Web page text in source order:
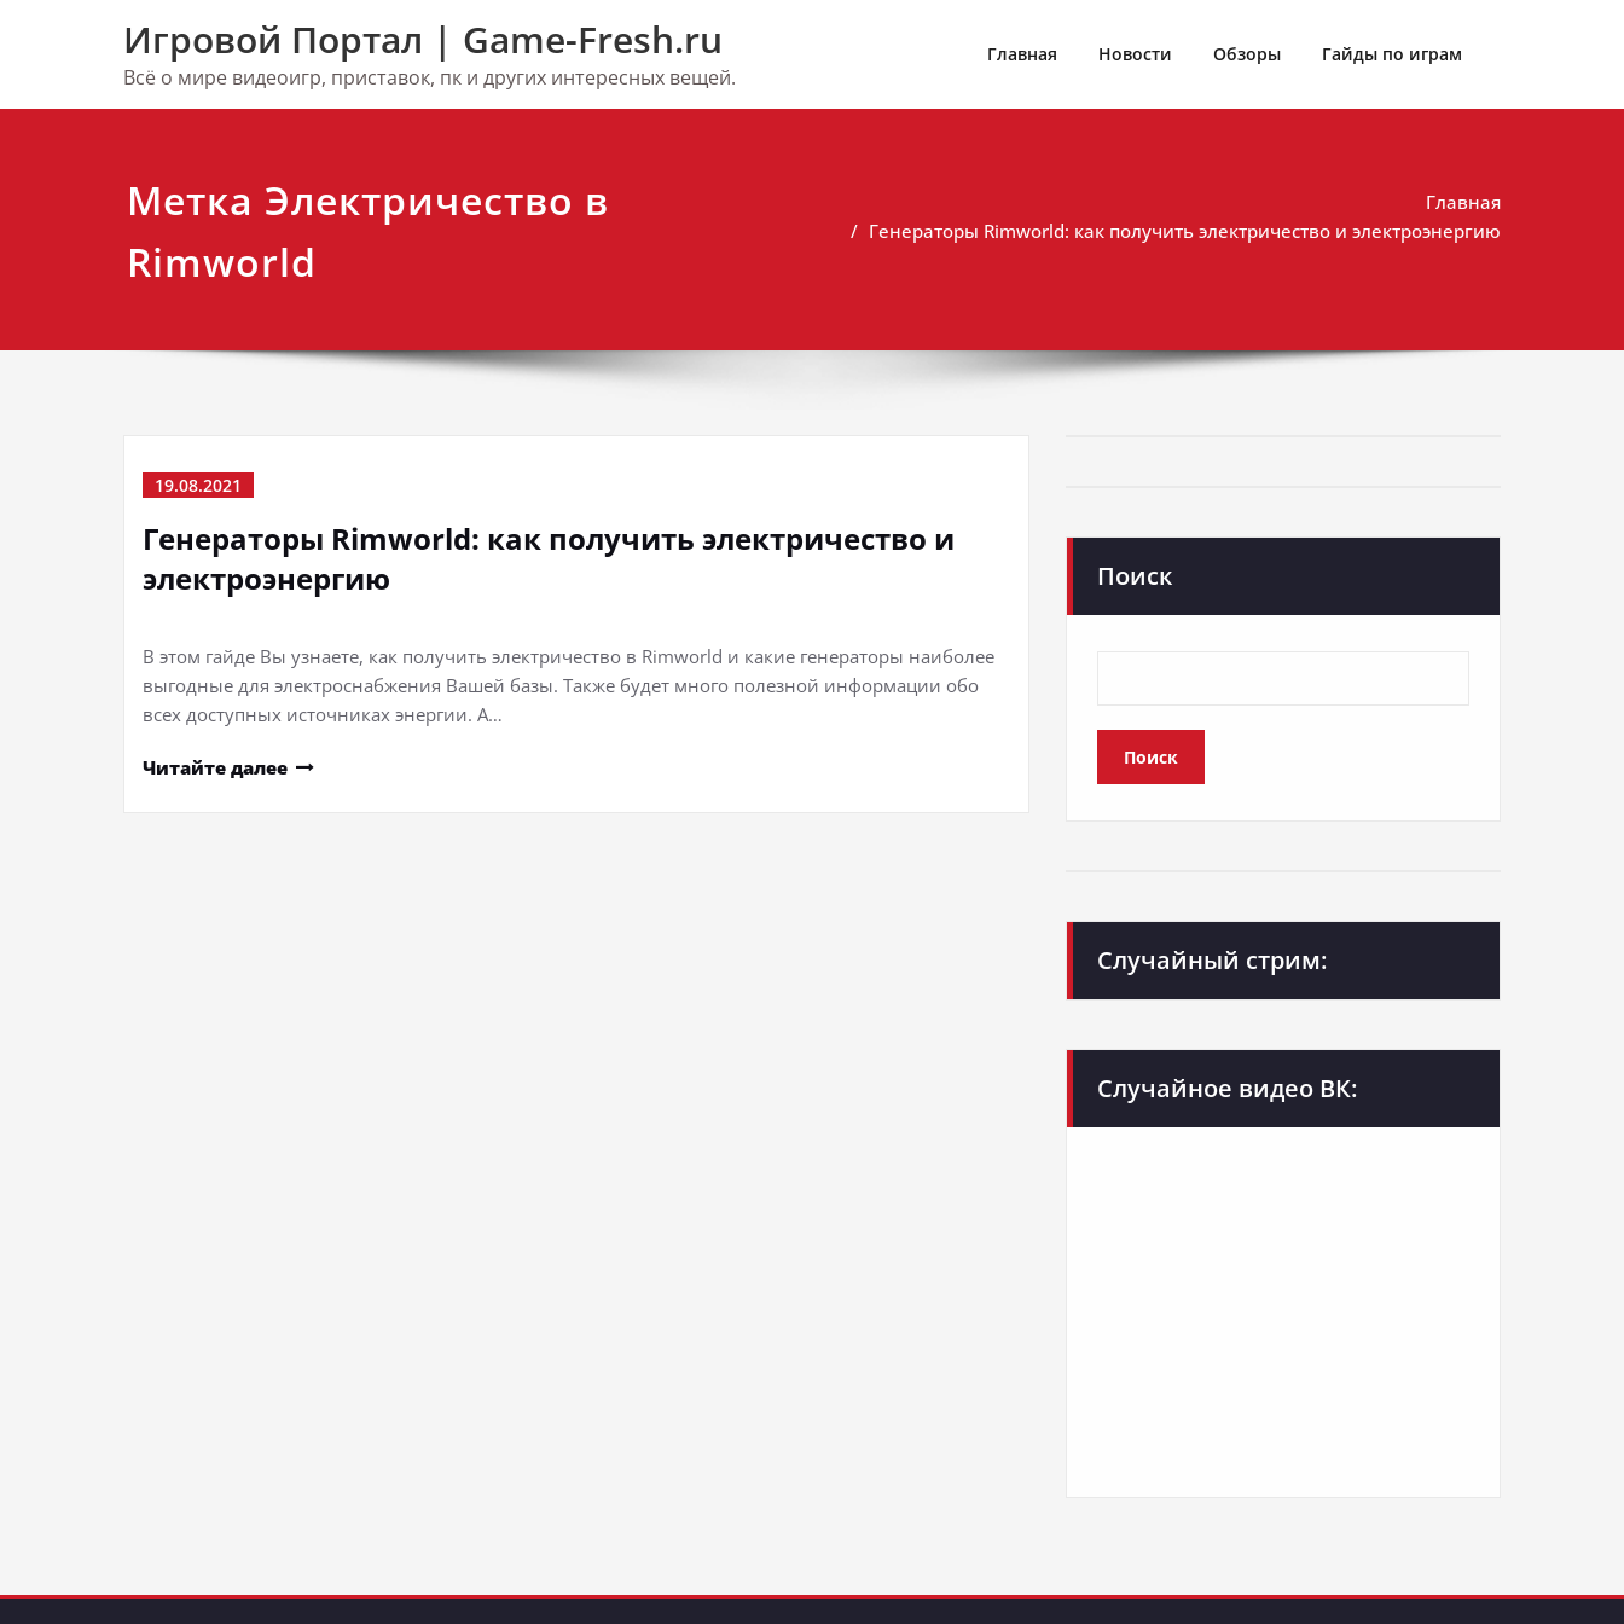
Игровой Портал | Game-Fresh.ru
Всё о мире видеоигр, приставок, пк и других интересных вещей.
Главная Новости Обзоры Гайды по играм
Метка Электричество в
Rimworld
Главная
Генераторы Rimworld: как получить электричество и электроэнергию
19.08.2021
Генераторы Rimworld: как получить электричество и
электроэнергию
В этом гайде Вы узнаете, как получить электричество в Rimworld и какие генераторы наиболее
выгодные для электроснабжения Вашей базы. Также будет много полезной информации обо
всех доступных источниках энергии. А…
Читайте далее
Поиск
Поиск
Случайный стрим:
Случайное видео ВК: